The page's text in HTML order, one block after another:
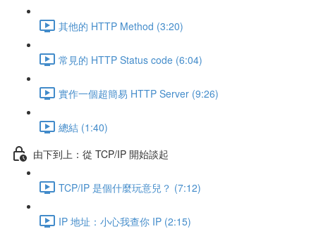
其他的 HTTP Method (3:20)
常見的 HTTP Status code (6:04)
實作一個超簡易 HTTP Server (9:26)
總結 (1:40)
由下到上：從 TCP/IP 開始談起
TCP/IP 是個什麼玩意兒？ (7:12)
IP 地址：小心我查你 IP (2:15)